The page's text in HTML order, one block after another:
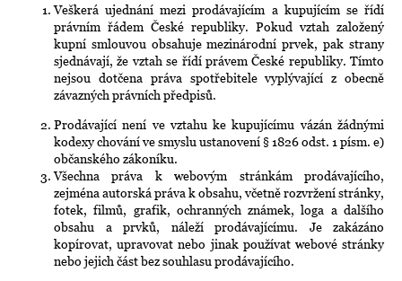
Veškerá ujednání mezi prodávajícím a kupujícím se řídí
právním řádem České republiky. Pokud vztah založený
kupní smlouvou obsahuje mezinárodní prvek, pak strany
sjednávají, že vztah se řídí právem České republiky. Tímto
nejsou dotčena práva spotřebitele vyplývající z obecně
závazných právních předpisů.
Prodávající není ve vztahu ke kupujícímu vázán žádnými
kodexy chování ve smyslu ustanovení § 1826 odst. 1 písm. e)
občanského zákoníku.
Všechna práva k webovým stránkám prodávajícího,
zejména autorská práva k obsahu, včetně rozvržení stránky,
fotek, filmů, grafik, ochranných známek, loga a dalšího
obsahu a prvků, náleží prodávajícímu. Je zakázáno
kopírovat, upravovat nebo jinak používat webové stránky
nebo jejich část bez souhlasu prodávajícího.